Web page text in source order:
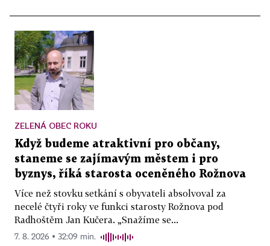
ZELENÁ OBEC ROKU
Když budeme atraktivní pro občany,
staneme se zajímavým městem i pro
byznys, říká starosta oceněného Rožnova
Více než stovku setkání s obyvateli absolvoval za
necelé čtyři roky ve funkci starosty Rožnova pod
Radhoštěm Jan Kučera. „Snažíme se...
7. 8. 2026 ▪ 32:09 min.